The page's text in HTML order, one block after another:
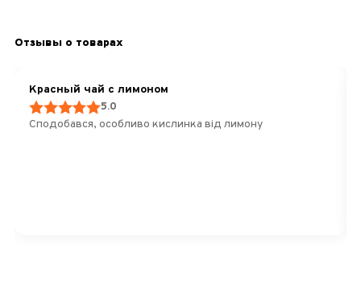
Отзывы о товарах
Красный чай с лимоном
5.0
Сподобався, особливо кислинка від лимону